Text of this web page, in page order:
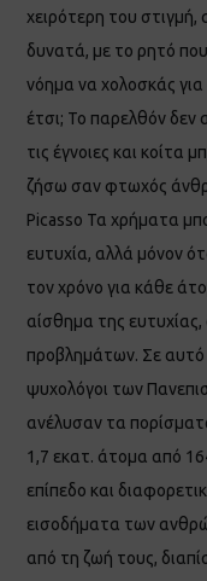
χειρότερη του
δυνατά, με το ρητό
νόημα να χολοσκάς για
έτσι; Το παρελθόν δεν
τις έγνοιες και
ζήσω σαν φτωχός
Picasso Τα χρήματα
ευτυχία, αλλά μόνον
τον χρόνο για κάθε
αίσθημα της
προβλημάτων. Σε
ψυχολόγοι των
ανέλυσαν τα
1,7 εκατ. άτομα από
επίπεδο και
εισοδήματα των
από τη ζωή τους,